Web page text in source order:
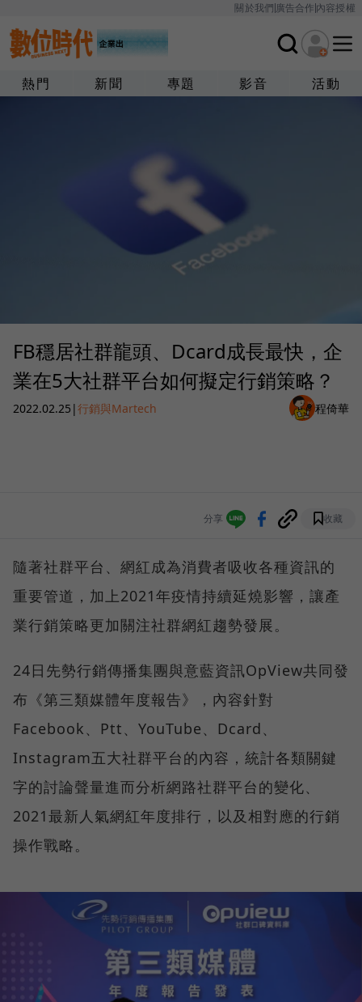
關於我們廣告合作內容授權
熱門 新聞 專題 影音 活動
FB穩居社群龍頭、Dcard成長最快，企
業在5大社群平台如何擬定行銷策略？
2022.02.25 |行銷與Martech 程倚華
分享 收藏
隨著社群平台、網紅成為消費者吸收各種資訊的
重要管道，加上2021年疫情持續延燒影響，讓產
業行銷策略更加關注社群網紅趨勢發展。
24日先勢行銷傳播集團與意藍資訊OpView共同發
布《第三類媒體年度報告》，內容針對
Facebook、Ptt、YouTube、Dcard、
Instagram五大社群平台的內容，統計各類關鍵
字的討論聲量進而分析網路社群平台的變化、
2021最新人氣網紅年度排行，以及相對應的行銷
操作戰略。